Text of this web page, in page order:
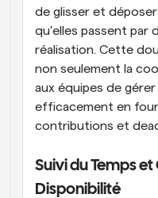
de glisser et
qu'elles passent par
réalisation. Cette
non seulement la
aux équipes de
efficacement en
contributions et
Suivi du Temps
Disponibilité